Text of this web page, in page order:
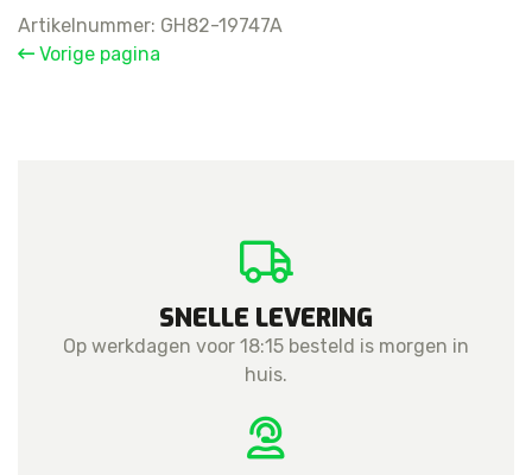
Display
Assembly
Artikelnummer: GH82-19747A
Vorige pagina
SNELLE LEVERING
Op werkdagen voor 18:15 besteld is morgen in
huis.